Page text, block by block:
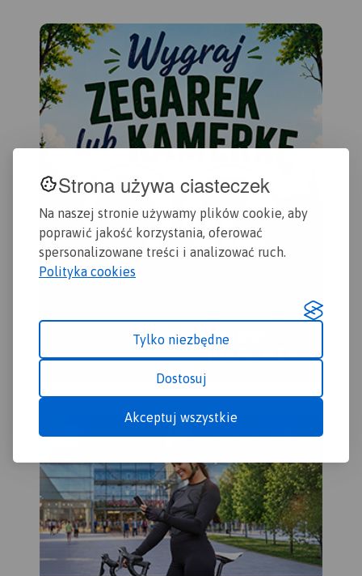
Strona używa ciasteczek
Na naszej stronie używamy plików cookie, aby
poprawić jakość korzystania, oferować
spersonalizowane treści i analizować ruch.
Polityka cookies
Tylko niezbędne
Dostosuj
Akceptuj wszystkie
oraz główne szlaki
rowerowe. Kolorem żółtym
wyróżniono miejsca i
miejscowości warte
odwiedzenia.